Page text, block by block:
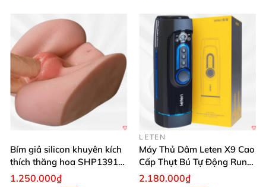
Bím giả silicon khuyên kích
thích thăng hoa SHP1391
ShopHanhPhuc
1.250.000₫
LETEN
Máy Thủ Dâm Leten X9 Cao
Cấp Thụt Bú Tự Động Rung
Rên
2.180.000₫